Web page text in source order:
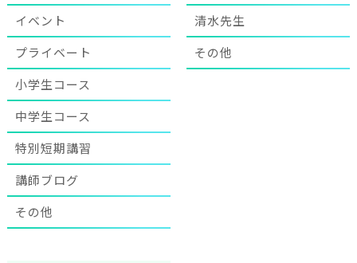
イベント
プライベート
小学生コース
中学生コース
特別短期講習
講師ブログ
その他
清水先生
その他